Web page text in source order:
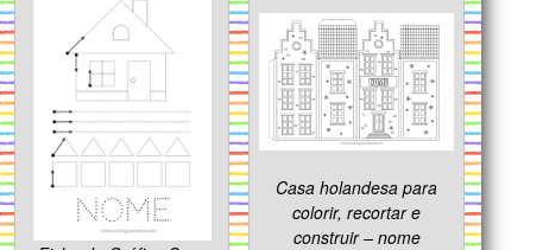
Casa holandesa para
colorir, recortar e
construir – nome